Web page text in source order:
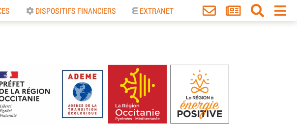
DISPOSITIFS FINANCIERS EXTRANET